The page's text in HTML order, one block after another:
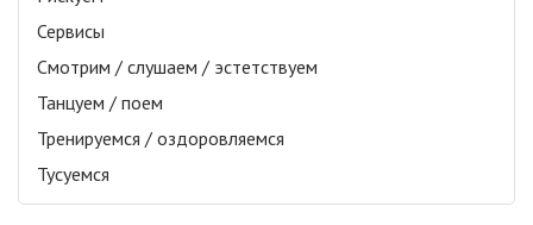
Сервисы
Смотрим / слушаем / эстетствуем
Танцуем / поем
Тренируемся / оздоровляемся
Тусуемся